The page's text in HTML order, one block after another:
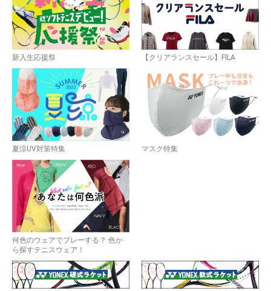
お買い物を続ける カートへ進む
新入生応援祭 【クリアランスセール】FILA
夏涼UV対策特集 マスク特集
何色のウェアでプレーする？ 色か
ら探すテニスウェア！